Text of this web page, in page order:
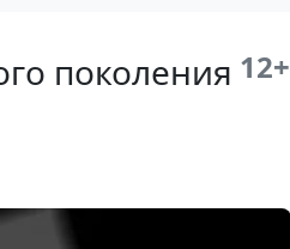
поколения 12+